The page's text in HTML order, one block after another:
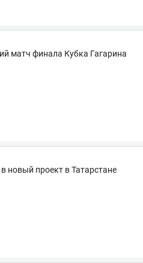
матч финала Кубка Гагарина
новый проект в Татарстане